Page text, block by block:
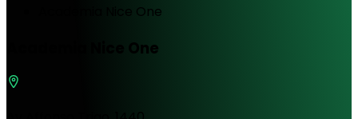
Academia Nice One
Academia Nice One